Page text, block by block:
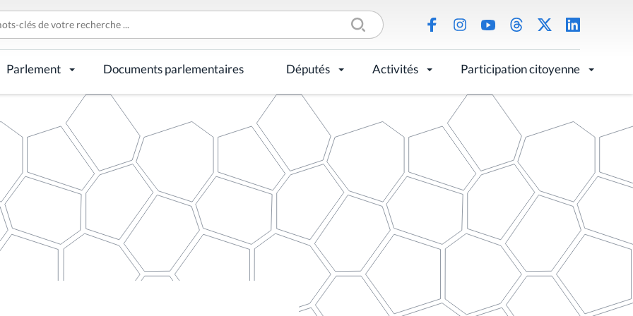
Parlement Documents parlementaires Députés Activités Participation citoyenne